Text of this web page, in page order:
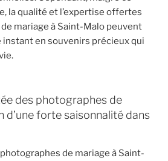
la qualité et l’expertise offertes
mariage à Saint-Malo peuvent
en souvenirs précieux qui
des photographes de
d’une forte saisonnalité dans
de mariage à Saint-